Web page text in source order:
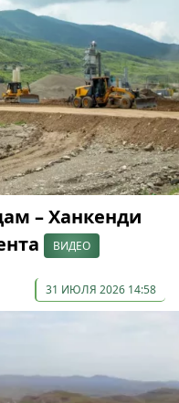
– Ханкенди
ВИДЕО
31 ИЮЛЯ 2026 14:58